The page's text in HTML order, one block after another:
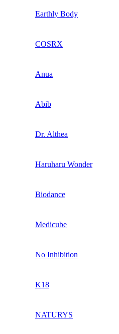
Earthly Body
COSRX
Anua
Abib
Dr. Althea
Haruharu Wonder
Biodance
Medicube
No Inhibition
K18
NATURYS